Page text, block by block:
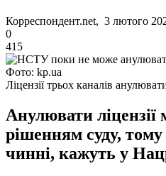
Корреспондент.net, 3 лютого
0
415
Фото: kp.ua
Ліцензії трьох каналів
Анулювати ліцензії
рішенням суду,
чинні, кажуть у